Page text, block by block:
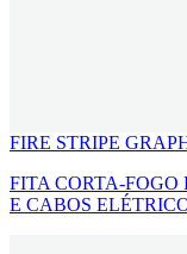
FIRE STRIPE
FITA CORTA-
E CABOS